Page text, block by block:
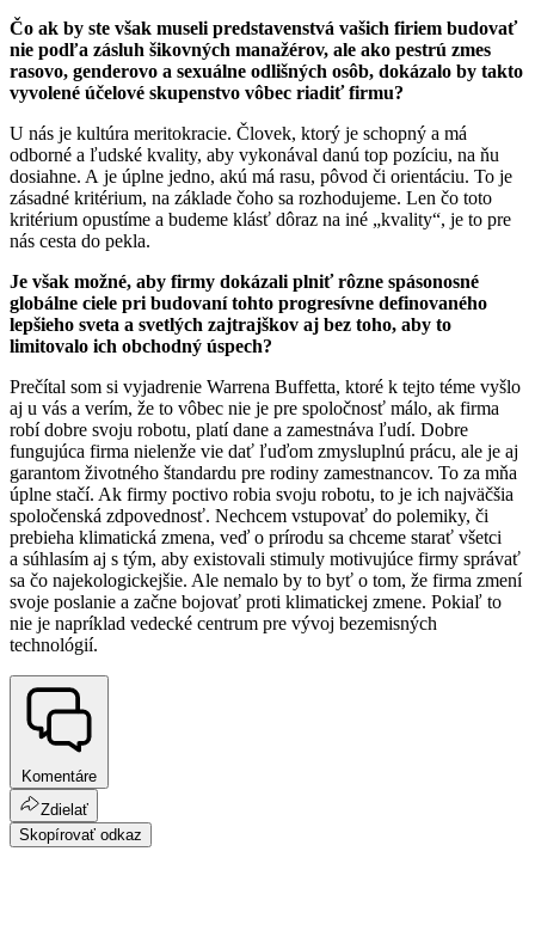
Čo ak by ste však museli predstavenstvá vašich firiem budovať
nie podľa zásluh šikovných manažérov, ale ako pestrú zmes
rasovo, genderovo a sexuálne odlišných osôb, dokázalo by takto
vyvolené účelové skupenstvo vôbec riadiť firmu?
U nás je kultúra meritokracie. Človek, ktorý je schopný a má
odborné a ľudské kvality, aby vykonával danú top pozíciu, na ňu
dosiahne. A je úplne jedno, akú má rasu, pôvod či orientáciu. To je
zásadné kritérium, na základe čoho sa rozhodujeme. Len čo toto
kritérium opustíme a budeme klásť dôraz na iné „kvality“, je to pre
nás cesta do pekla.
Je však možné, aby firmy dokázali plniť rôzne spásonosné
globálne ciele pri budovaní tohto progresívne definovaného
lepšieho sveta a svetlých zajtrajškov aj bez toho, aby to
limitovalo ich obchodný úspech?
Prečítal som si vyjadrenie Warrena Buffetta, ktoré k tejto téme vyšlo
aj u vás a verím, že to vôbec nie je pre spoločnosť málo, ak firma
robí dobre svoju robotu, platí dane a zamestnáva ľudí. Dobre
fungujúca firma nielenže vie dať ľuďom zmysluplnú prácu, ale je aj
garantom životného štandardu pre rodiny zamestnancov. To za mňa
úplne stačí. Ak firmy poctivo robia svoju robotu, to je ich najväčšia
spoločenská zdpovednosť. Nechcem vstupovať do polemiky, či
prebieha klimatická zmena, veď o prírodu sa chceme starať všetci
a súhlasím aj s tým, aby existovali stimuly motivujúce firmy správať
sa čo najekologickejšie. Ale nemalo by to byť o tom, že firma zmení
svoje poslanie a začne bojovať proti klimatickej zmene. Pokiaľ to
nie je napríklad vedecké centrum pre vývoj bezemisných
technológií.
Komentáre
Zdielať
Skopírovať odkaz